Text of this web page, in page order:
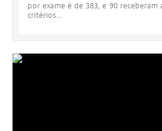
por exame é de 383, e 90
critérios...